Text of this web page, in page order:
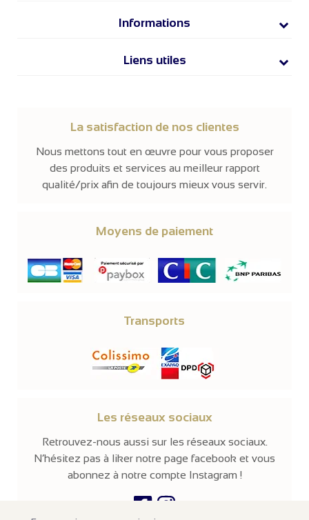
Informations
Liens utiles
La satisfaction de nos clientes
Nous mettons tout en œuvre pour vous proposer
des produits et services au meilleur rapport
qualité/prix afin de toujours mieux vous servir.
Moyens de paiement
Transports
Les réseaux sociaux
Retrouvez-nous aussi sur les réseaux sociaux.
N’hésitez pas à liker notre page facebook et vous
abonnez à notre compte Instagram !